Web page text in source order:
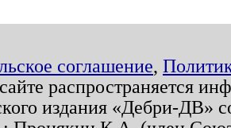
соглашение,
распространяется
издания «Дебри-ДВ»